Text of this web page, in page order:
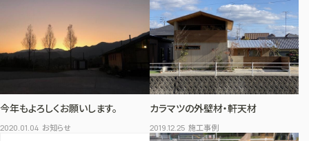
今年もよろしくお願いします。
2020.01.04 お知らせ
カラマツの外壁材・軒天材
2019.12.25 施工事例